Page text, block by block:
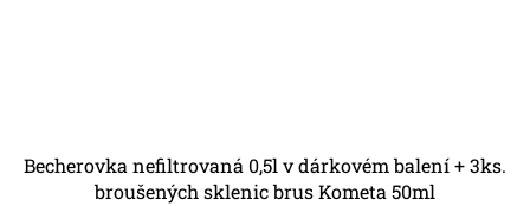
Becherovka nefiltrovaná 0,5l v dárkovém balení + 3ks.
broušených sklenic brus Kometa 50ml